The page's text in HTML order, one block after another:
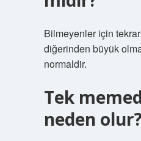
Bilmeyenler için
diğerinden büyük
normaldir.
Tek
neden